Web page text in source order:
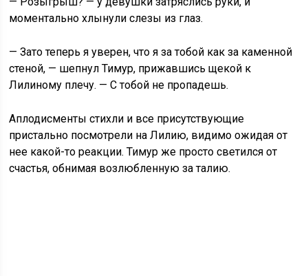
моментально хлынули слезы из глаз.
— Зато теперь я уверен, что я за тобой как за каменной
стеной, — шепнул Тимур, прижавшись щекой к
Лилиному плечу. — С тобой не пропадешь.
Аплодисменты стихли и все присутствующие
пристально посмотрели на Лилию, видимо ожидая от
нее какой-то реакции. Тимур же просто светился от
счастья, обнимая возлюбленную за талию.